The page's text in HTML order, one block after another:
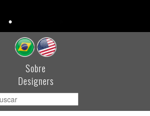
Sobre
Designers